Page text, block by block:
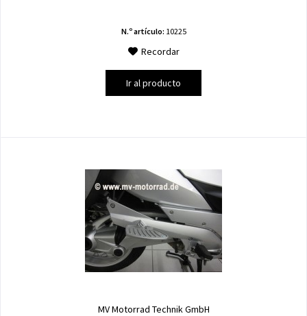
N.º artículo: 10225
Recordar
Ir al producto
MV Motorrad Technik GmbH